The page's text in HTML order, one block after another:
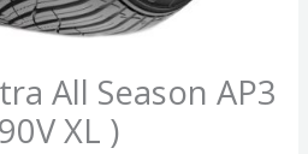
All Season AP3
XL )